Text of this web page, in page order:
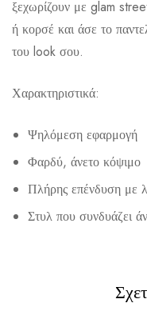
ξεχωρίζουν με glam
ή κορσέ και άσε το
του look σου.
Χαρακτηριστικά:
Ψηλόμεση εφαρμογή
Φαρδύ, άνετο κόψιμο
Πλήρης επένδυση με
Στυλ που συνδυάζει
Αποστολή σε πόλη:
Αποστολή σε
Αντικαταβολή: 2,50€